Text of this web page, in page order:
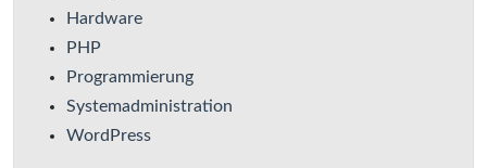
Hardware
PHP
Programmierung
Systemadministration
WordPress